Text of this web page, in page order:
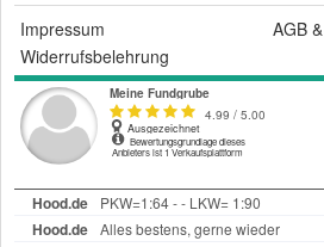
Impressum
AGB &
Widerrufsbelehrung